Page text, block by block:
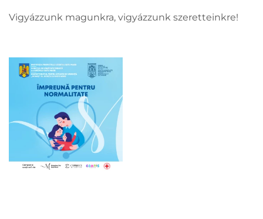
Vigyázzunk magunkra, vigyázzunk szeretteinkre!